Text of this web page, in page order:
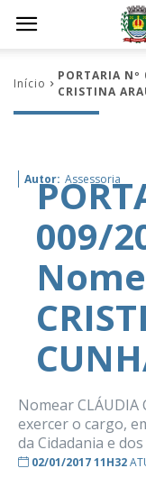
Início
PORTARIA
CRISTINA
Autor: Assessoria
009/
Nomear CLÁUDIA
exercer o cargo,
da Cidadania e
02/01/2017 11H32